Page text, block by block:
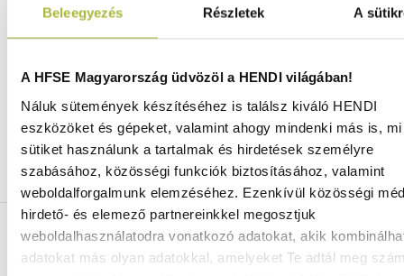
Beleegyezés Részletek A
A HFSE Magyarország üdvözöl a HENDI világában!
Náluk sütemények készítéséhez is találsz kiváló HENDI
eszközöket és gépeket, valamint ahogy mindenki más is,
sütiket használunk a tartalmak és hirdetések személyre
szabásához, közösségi funkciók biztosításához, valamint
weboldalforgalmunk elemzéséhez. Ezenkívül közösségi
hirdető- és elemező partnereinkkel megosztjuk
weboldalhasználatodra vonatkozó adatokat, akik
adatokat más olyan adatokkal, amelyeket Te adtál meg
Ingyenes szállítás 25 000 Ft felett
Szállítás akár 1 munkanapon belül
Mindig a legkedvezőbb HENDI árak
Több mint 2000 termék raktáron
ELÉRHETŐSÉGEINK